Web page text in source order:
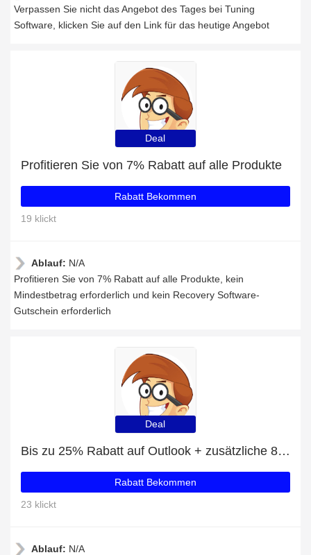
Verpassen Sie nicht das Angebot des Tages bei Tuning
Software, klicken Sie auf den Link für das heutige Angebot
Deal
Profitieren Sie von 7% Rabatt auf alle Produkte
Rabatt Bekommen
19 klickt
Ablauf: N/A
Profitieren Sie von 7% Rabatt auf alle Produkte, kein
Mindestbetrag erforderlich und kein Recovery Software-
Gutschein erforderlich
Deal
Bis zu 25% Rabatt auf Outlook + zusätzliche 85-Rabatte
Rabatt Bekommen
23 klickt
Ablauf: N/A